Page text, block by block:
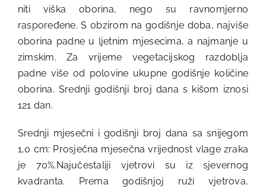
niti viška oborina, nego su ravnomjerno
raspoređene. S obzirom na godišnje doba, najviše
oborina padne u ljetnim mjesecima, a najmanje u
zimskim. Za vrijeme vegetacijskog razdoblja
padne više od polovine ukupne godišnje količine
oborina. Srednji godišnji broj dana s kišom iznosi
121 dan.
Srednji mjesečni i godišnji broj dana sa snijegom
1,0 cm: Prosječna mjesečna vrijednost vlage zraka
je 70%.Najučestaliji vjetrovi su iz sjevernog
kvadranta. Prema godišnjoj ruži vjetrova,